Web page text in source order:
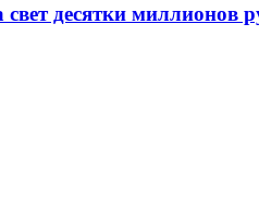
десятки миллионов